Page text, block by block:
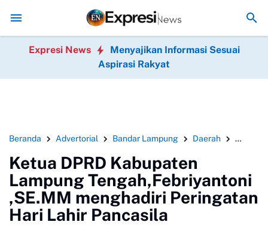
dan Relawan Putri Zulkifli Hasan (PZH)resmi di lantik , sekaligus
Expresi News
Menyajikan Informasi Sesuai
Aspirasi Rakyat
Beranda Advertorial Bandar Lampung Daerah
Ketua DPRD Kabupaten
Lampung Tengah,Febriyantoni
,SE.MM menghadiri Peringatan
Hari Lahir Pancasila